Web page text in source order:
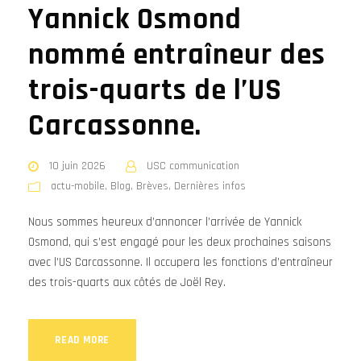
Yannick Osmond
nommé entraîneur des
trois-quarts de l’US
Carcassonne.
10 juin 2026
USC communication
actu-mobile, Blog, Brèves, Dernières infos
Nous sommes heureux d’annoncer l’arrivée de Yannick
Osmond, qui s’est engagé pour les deux prochaines saisons
avec l’US Carcassonne. Il occupera les fonctions d’entraîneur
des trois-quarts aux côtés de Joël Rey.
READ MORE